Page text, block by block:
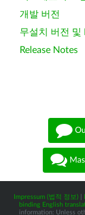
개발 버전
무설치 버전 및
Release Notes
Impressum (법적 정보)
binding English
information: Unless